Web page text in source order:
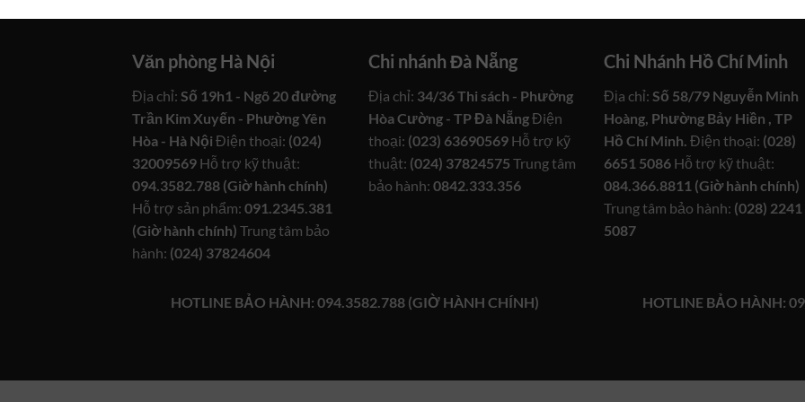
Văn phòng Hà Nội
Địa chỉ: Số 19h1 - Ngõ 20 đường
Trần Kim Xuyến - Phường Yên
Hòa - Hà Nội Điện thoại: (024)
32009569 Hỗ trợ kỹ thuật:
094.3582.788 (Giờ hành chính)
Hỗ trợ sản phẩm: 091.2345.381
(Giờ hành chính) Trung tâm bảo
hành: (024) 37824604
Chi nhánh Đà Nẵng
Địa chỉ: 34/36 Thi sách - Phường
Hòa Cường - TP Đà NẵngĐiện
thoại: (023) 63690569Hỗ trợ kỹ
thuật: (024) 37824575 Trung tâm
bảo hành: 0842.333.356
Chi Nhánh Hồ Chí Minh
Địa chỉ: Số 58/79 Nguyễn Minh
Hoàng, Phường Bảy Hiền , TP
Hồ Chí Minh. Điện thoại: (028)
6651 5086 Hỗ trợ kỹ thuật:
084.366.8811 (Giờ hành chính)
Trung tâm bảo hành: (028) 2241
5087
HOTLINE BẢO HÀNH: 094.3582.788 (GIỜ HÀNH CHÍNH) HOTLINE BẢO HÀNH: